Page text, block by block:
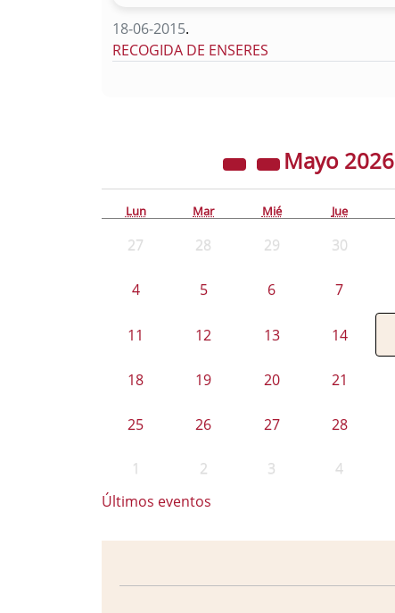
18-06-2015.
RECOGIDA DE ENSERES
Mayo 2026
Lun Mar Mié Jue
27 28 29 30
4 5 6 7
11 12 13 14
18 19 20 21
25 26 27 28
1 2 3 4
Últimos eventos